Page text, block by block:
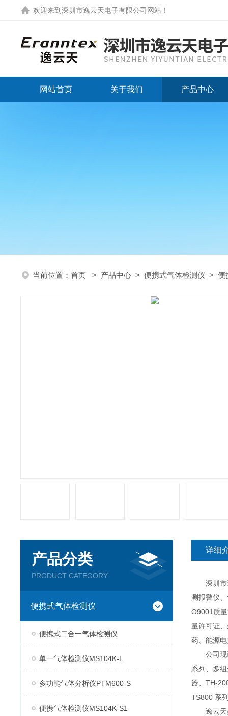
欢迎来到 深圳市逸云天电子有限公司网站 ！
网站首页 关于我们 产品中心
当前位置： 首页 > 产品中心 > 便携式气体检测仪 > 便
产品分类
PRODUCT CATEGORY
便携式气体检测仪
便携式二合一气体检测仪
单一气体检测仪MS104K-L
多功能气体分析仪PTM600-S
便携气体检测仪MS104K-S1
详细
深圳市逸
测报警仪
O9001质
量许可证
药、能源
公司现已
系列、多
器、TH-
TS800 系
逸云天始